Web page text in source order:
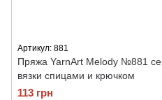
Артикул: 881
Пряжа YarnArt Melody №881
вязки спицами и крючком
113 грн